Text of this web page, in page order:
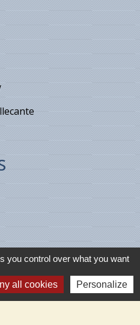
you control over what you want
all cookies Personalize